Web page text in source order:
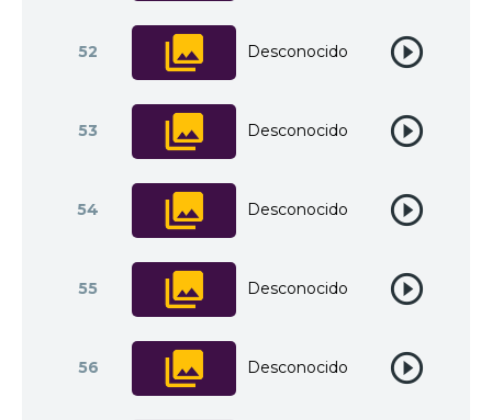
52 Desconocido
53 Desconocido
54 Desconocido
55 Desconocido
56 Desconocido